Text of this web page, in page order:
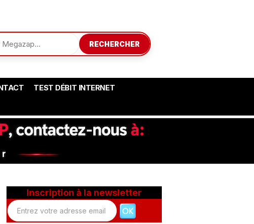
RECHERCHER
TEST DÉBIT INTERNET
Inscription à la newsletter